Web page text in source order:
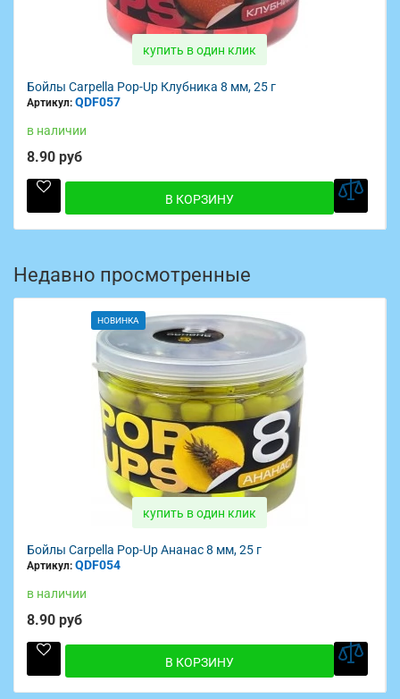
купить в один клик
Бойлы Carpella Пылящие Клубника 14 мм, 35 г
Артикул:
Недавно просмотренные
купить в один клик
НОВИНКА
Бойлы Carpella Pop-Up Ананас 8 мм, 25 г
Артикул: QDF054
в наличии
8.90 руб
В КОРЗИНУ